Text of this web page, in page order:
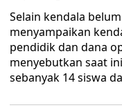
Selain kendala
menyampaikan
pendidik dan dana
menyebutkan saat
sebanyak 14 siswa